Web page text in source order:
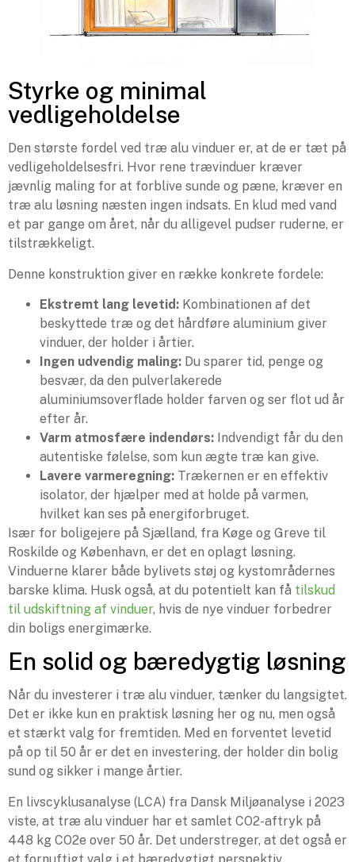
Styrke og minimal
vedligeholdelse
Den største fordel ved træ alu vinduer er, at de er tæt på
vedligeholdelsesfri. Hvor rene trævinduer kræver
jævnlig maling for at forblive sunde og pæne, kræver en
træ alu løsning næsten ingen indsats. En klud med vand
et par gange om året, når du alligevel pudser ruderne, er
tilstrækkeligt.
Denne konstruktion giver en række konkrete fordele:
Ekstremt lang levetid: Kombinationen af det
beskyttede træ og det hårdføre aluminium giver
vinduer, der holder i årtier.
Ingen udvendig maling: Du sparer tid, penge og
besvær, da den pulverlakerede
aluminiumsoverflade holder farven og ser flot ud år
efter år.
Varm atmosfære indendørs: Indvendigt får du den
autentiske følelse, som kun ægte træ kan give.
Lavere varmeregning: Trækernen er en effektiv
isolator, der hjælper med at holde på varmen,
hvilket kan ses på energiforbruget.
Især for boligejere på Sjælland, fra Køge og Greve til
Roskilde og København, er det en oplagt løsning.
Vinduerne klarer både bylivets støj og kystområdernes
barske klima. Husk også, at du potentielt kan få tilskud
til udskiftning af vinduer, hvis de nye vinduer forbedrer
din boligs energimærke.
En solid og bæredygtig løsning
Når du investerer i træ alu vinduer, tænker du langsigtet.
Det er ikke kun en praktisk løsning her og nu, men også
et stærkt valg for fremtiden. Med en forventet levetid
på op til 50 år er det en investering, der holder din bolig
sund og sikker i mange årtier.
En livscyklusanalyse (LCA) fra Dansk Miljøanalyse i 2023
viste, at træ alu vinduer har et samlet CO2-aftryk på
448 kg CO2e over 50 år. Det understreger, at det også er
et fornuftigt valg i et bæredygtigt perspektiv.